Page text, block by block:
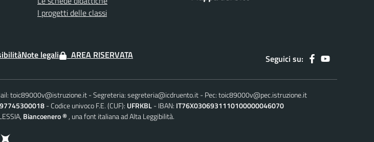
I progetti delle classi
Note legali AREA RISERVATA Seguici su:
toic89000v@istruzione.it Segreteria:segreteria@icdruento.it Pec:toic89000v@pec.istruzione.it
97745300018 Codice univoco F.E. (CUF): UFRKBL IBAN: IT76X0306931110100000046070
Biancoenero ® , una font italiana ad Alta Leggibilità.